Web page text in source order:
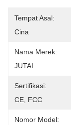
Tempat Asal:
Cina
Nama Merek:
JUTAI
Sertifikasi:
CE, FCC
Nomor Model: